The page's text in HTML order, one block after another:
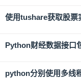
使用tushare获取股票
Python财经数据接口
python分别使用多线